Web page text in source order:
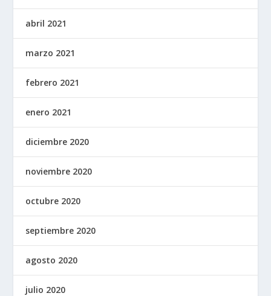
abril 2021
marzo 2021
febrero 2021
enero 2021
diciembre 2020
noviembre 2020
octubre 2020
septiembre 2020
agosto 2020
julio 2020